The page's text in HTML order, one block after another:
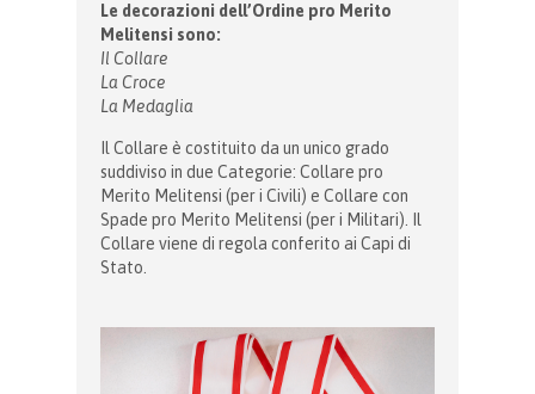
Le decorazioni dell’Ordine pro Merito
Melitensi sono:
Il Collare
La Croce
La Medaglia
Il Collare è costituito da un unico grado
suddiviso in due Categorie: Collare pro
Merito Melitensi (per i Civili) e Collare con
Spade pro Merito Melitensi (per i Militari). Il
Collare viene di regola conferito ai Capi di
Stato.